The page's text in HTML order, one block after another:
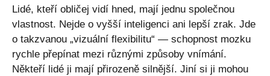
Lidé, kteří obličej vidí hned, mají jednu společnou
vlastnost. Nejde o vyšší inteligenci ani lepší zrak. Jde
o takzvanou „vizuální flexibilitu“ — schopnost mozku
rychle přepínat mezi různými způsoby vnímání.
Někteří lidé ji mají přirozeně silnější. Jiní si ji mohou